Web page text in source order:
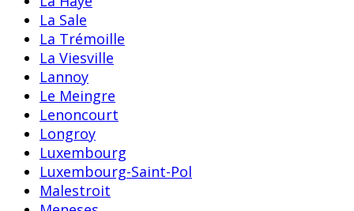
La Sale
La Trémoille
La Viesville
Lannoy
Le Meingre
Lenoncourt
Longroy
Luxembourg
Luxembourg-Saint-Pol
Malestroit